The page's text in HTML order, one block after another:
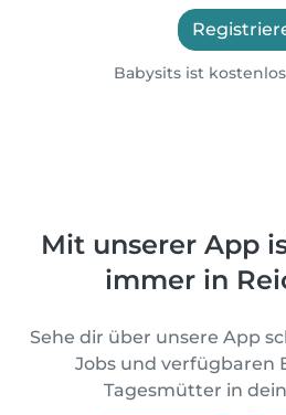
Babysits ist
Mit unserer App
immer in
Sehe dir über unsere App
Jobs und verfügbaren
Tagesmütter in